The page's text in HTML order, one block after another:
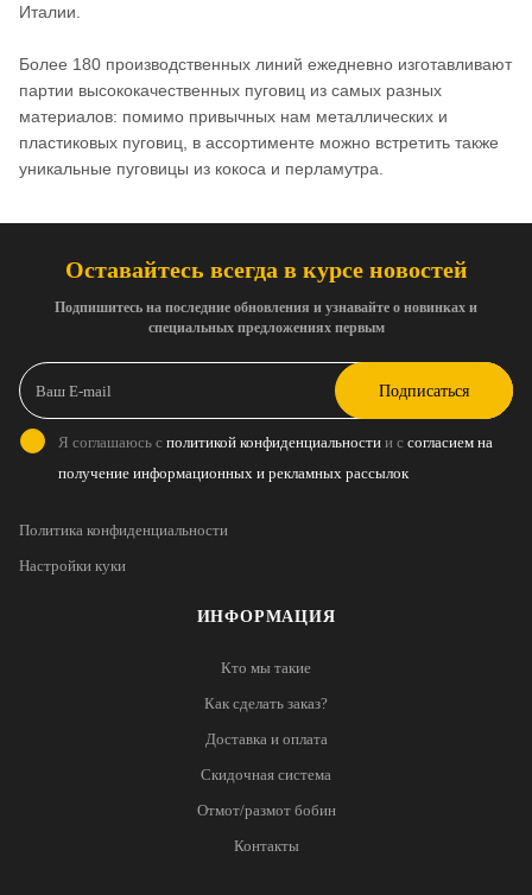
Италии.
Более 180 производственных линий ежедневно изготавливают
партии высококачественных пуговиц из самых разных
материалов: помимо привычных нам металлических и
пластиковых пуговиц, в ассортименте можно встретить также
уникальные пуговицы из кокоса и перламутра.
ИНФОРМАЦИЯ
Кто мы такие
Как сделать заказ?
Доставка и оплата
Скидочная система
Отмот/размот бобин
Контакты
Оставайтесь всегда в курсе новостей
Подпишитесь на последние обновления и узнавайте о новинках и
специальных предложениях первым
Подписаться
Я соглашаюсь с политикой конфиденциальности и с согласием на
получение информационных и рекламных рассылок
Политика конфиденциальности
Настройки куки